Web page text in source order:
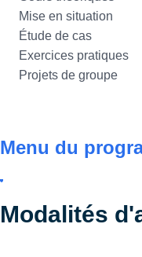
Mise en situation
Étude de cas
Exercices pratiques
Projets de groupe
Menu du
Modalités